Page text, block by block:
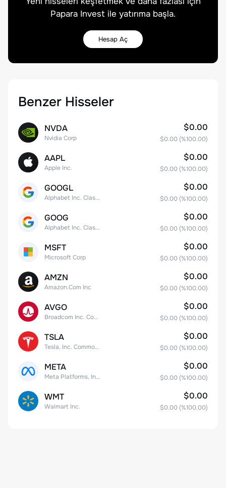
Papara Invest ile yatırıma başla.
Hesap Aç
Benzer Hisseler
NVDA
Nvidia Corp
$0.00
$0.00 (%100.00)
AAPL
Apple Inc.
$0.00
$0.00 (%100.00)
GOOGL
Alphabet Inc. Class A Common Stock
$0.00
$0.00 (%100.00)
GOOG
Alphabet Inc. Class C Capital Stock
$0.00
$0.00 (%100.00)
MSFT
Microsoft Corp
$0.00
$0.00 (%100.00)
AMZN
Amazon.Com Inc
$0.00
$0.00 (%100.00)
AVGO
Broadcom Inc. Common Stock
$0.00
$0.00 (%100.00)
TSLA
Tesla, Inc. Common Stock
$0.00
$0.00 (%100.00)
META
Meta Platforms, Inc. Class A Common Stock
$0.00
$0.00 (%100.00)
WMT
Walmart Inc.
$0.00
$0.00 (%100.00)